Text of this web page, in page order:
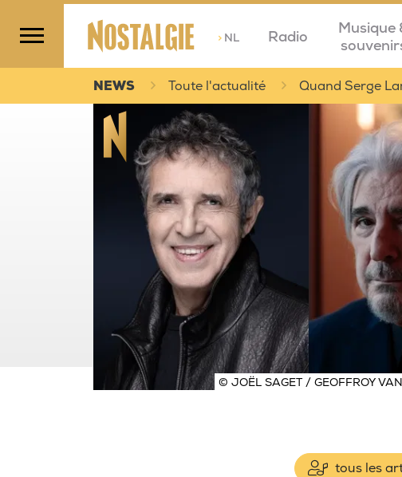
>NL Radio
Musique
NEWS Toute l'actualité Quand Serge
© JOËL SAGET / GEOFFROY
tous les